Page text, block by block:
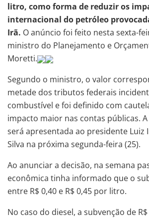
litro, como forma de reduzir os
internacional do petróleo
Irã. O anúncio foi feito nesta sexta-
ministro do Planejamento e
Moretti.
Segundo o ministro, o valor
metade dos tributos federais
combustível e foi definido com
impacto maior nas contas públicas.
será apresentada ao presidente Luiz
Silva na próxima segunda-feira (25).
Ao anunciar a decisão, na semana
econômica tinha informado que o
entre R$ 0,40 e R$ 0,45 por litro.
No caso do diesel, a subvenção de